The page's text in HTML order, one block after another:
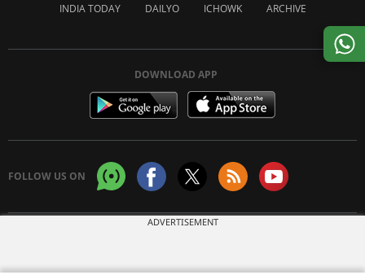
INDIA TODAY DAILYO ICHOWK ARCHIVE
DOWNLOAD APP
FOLLOW US ON
ADVERTISEMENT